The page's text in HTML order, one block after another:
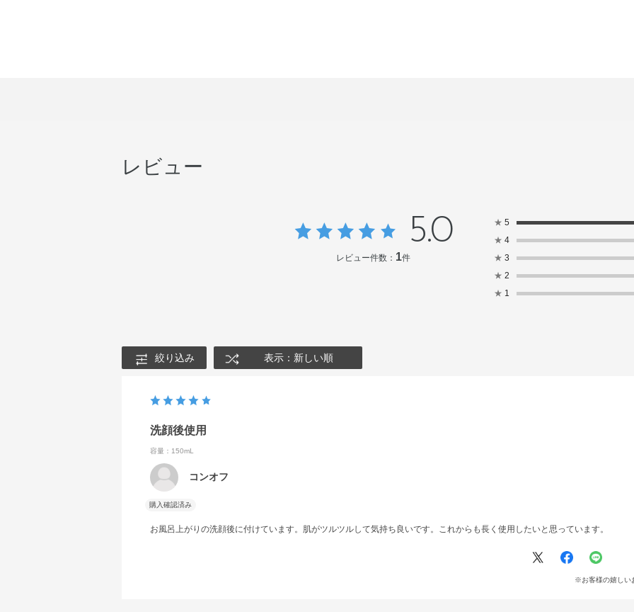
レビュー
5.0
レビュー件数： 1件
★ 5
★ 4
★ 3
★ 2
★ 1
絞り込み 表示：新しい順
洗顔後使用
容量：150mL
コンオフ
購入確認済み
お風呂上がりの洗顔後に付けています。肌がツルツルして気持ち良いです。これからも長く使用したいと思っています。
※お客様の嬉しい